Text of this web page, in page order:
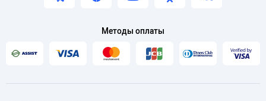
Методы оплаты